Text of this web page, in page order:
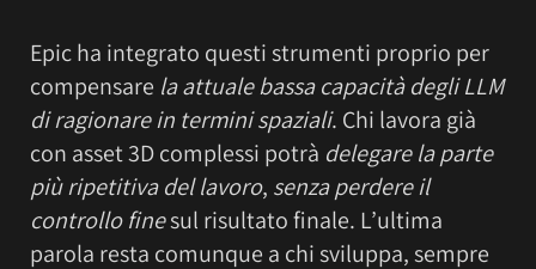
Epic ha integrato questi strumenti proprio per
compensare la attuale bassa capacità degli LLM
di ragionare in termini spaziali. Chi lavora già
con asset 3D complessi potrà delegare la parte
più ripetitiva del lavoro, senza perdere il
controllo finesul risultato finale. L’ultima
parola resta comunque a chi sviluppa, sempre